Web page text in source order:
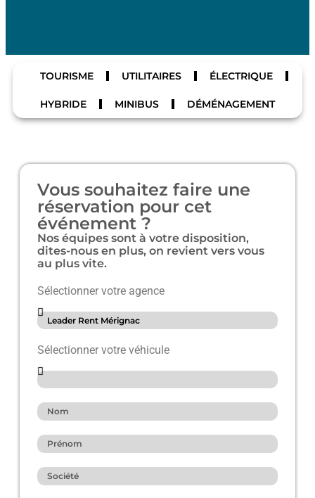
TOURISME UTILITAIRES ÉLECTRIQUE
HYBRIDE MINIBUS DÉMÉNAGEMENT
Vous souhaitez faire une
réservation pour cet
événement ?
Nos équipes sont à votre disposition,
dites-nous en plus, on revient vers vous
au plus vite.
Sélectionner votre agence
Sélectionner votre véhicule